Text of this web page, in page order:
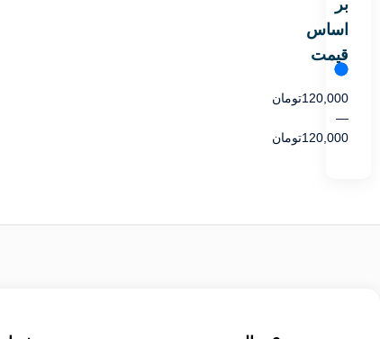
بر
اساس
قیمت
120,000تومان
—
120,000تومان